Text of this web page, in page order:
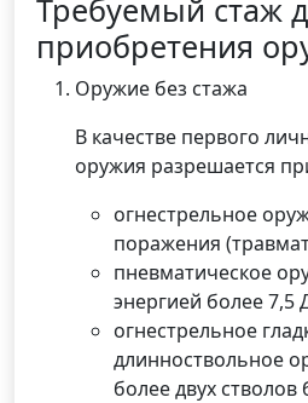
Требуемый стаж
приобретения
Оружие без стажа
В качестве первого
оружия разрешается
огнестрельное
поражения
пневматическое
энергией более 7,5
огнестрельное
длинноствольное
более двух